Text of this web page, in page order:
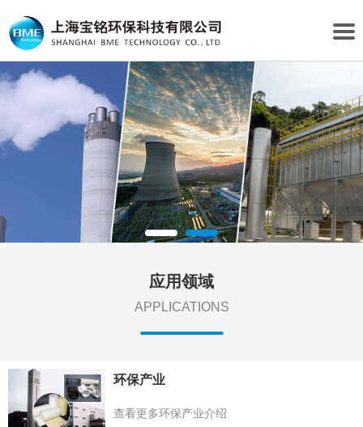
应用领域
APPLICATIONS
环保产业
查看更多环保产业介绍